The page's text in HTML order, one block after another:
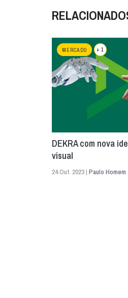
MERCADO + 1
DEKRA com nova
visual
24 Out. 2023 | Paulo Homem